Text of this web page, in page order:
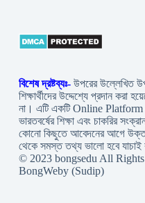
বিশেষ দ্রষ্টব্যঃ- উপরের উল্লেখিত
শিক্ষার্থীদের উদ্দেশ্যে প্রদান
না। এটি একটি Online Platform
ভারতবর্ষের শিক্ষা এবং চাকরির
কোনো কিছুতে আবেদনের আগে উক্ত
থেকে সমস্ত তথ্য ভালো হবে যাচাই
© 2023 bongsedu All
BongWeby (Sudip)